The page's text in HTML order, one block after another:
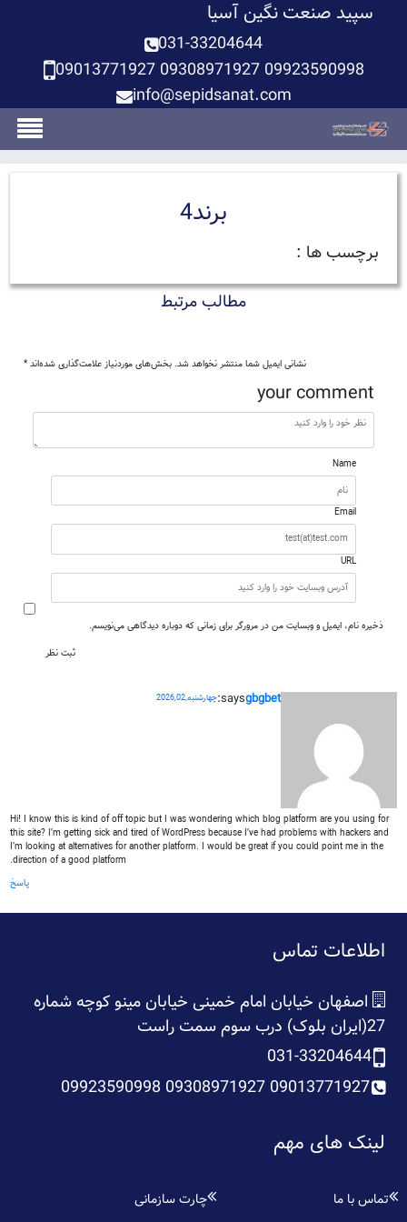
سپید صنعت نگین آسیا
031-33204644
09013771927 09308971927 09923590998
info@sepidsanat.com
برند4
برچسب ها :
مطالب مرتبط
نشانی ایمیل شما منتشر نخواهد شد. بخش‌های موردنیاز علامت‌گذاری شده‌اند *
your comment
Name
Email
URL
ذخیره نام، ایمیل و وبسایت من در مرورگر برای زمانی که دوباره دیدگاهی می‌نویسم.
gbgbet
says: چهارشنبه,2026,02
Hi! I know this is kind of off topic but I was wondering which blog platform are you using for
this site? I’m getting sick and tired of WordPress because I’ve had problems with hackers and
I’m looking at alternatives for another platform. I would be great if you could point me in the
direction of a good platform.
پاسخ
اطلاعات تماس
اصفهان خیابان امام خمینی خیابان مینو کوچه شماره
27(ایران بلوک) درب سوم سمت راست
031-33204644
09013771927 09308971927 09923590998
لینک های مهم
تماس با ما
چارت سازمانی